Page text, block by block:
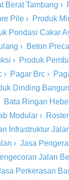
Berat Tambang ›
Pile › Produk
Pondasi Cakar
› Beton
› Produk
› Pagar Brc ›
Dinding
Bata Ringan
Modular ›
Infrastruktur
› Jasa
Jalan
Perkerasan